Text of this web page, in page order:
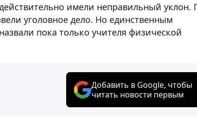
имели неправильный уклон.
уголовное дело. Но единственным
пока только учителя физической
Добавить в Google, чтобы
читать новости первым